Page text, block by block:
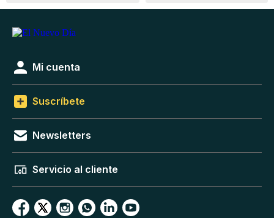
Mi cuenta
Suscríbete
Newsletters
Servicio al cliente